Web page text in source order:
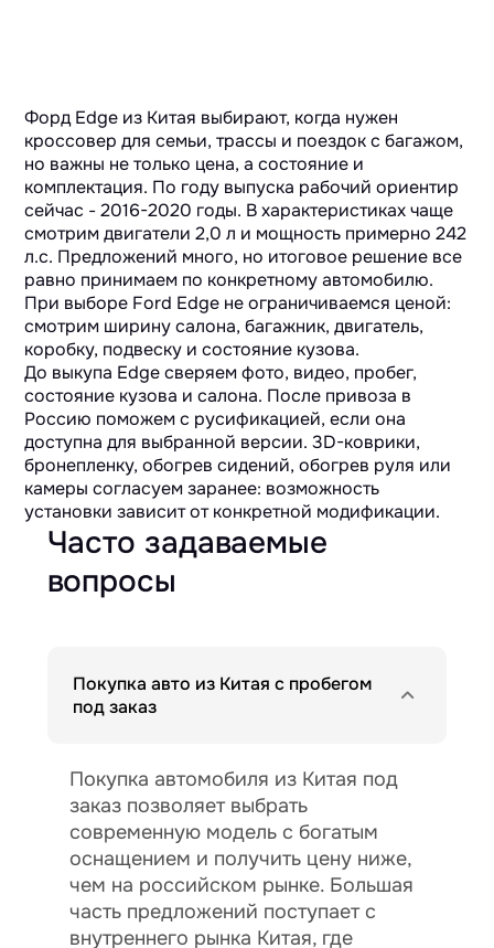
Форд Edge из Китая выбирают, когда нужен
кроссовер для семьи, трассы и поездок с багажом,
но важны не только цена, а состояние и
комплектация. По году выпуска рабочий ориентир
сейчас - 2016-2020 годы. В характеристиках чаще
смотрим двигатели 2,0 л и мощность примерно 242
л.с. Предложений много, но итоговое решение все
равно принимаем по конкретному автомобилю.
При выборе Ford Edge не ограничиваемся ценой:
смотрим ширину салона, багажник, двигатель,
коробку, подвеску и состояние кузова.
До выкупа Edge сверяем фото, видео, пробег,
состояние кузова и салона. После привоза в
Россию поможем с русификацией, если она
доступна для выбранной версии. 3D-коврики,
бронепленку, обогрев сидений, обогрев руля или
камеры согласуем заранее: возможность
установки зависит от конкретной модификации.
Часто задаваемые
вопросы
Покупка авто из Китая с пробегом
под заказ
Покупка автомобиля из Китая под
заказ позволяет выбрать
современную модель с богатым
оснащением и получить цену ниже,
чем на российском рынке. Большая
часть предложений поступает с
внутреннего рынка Китая, где